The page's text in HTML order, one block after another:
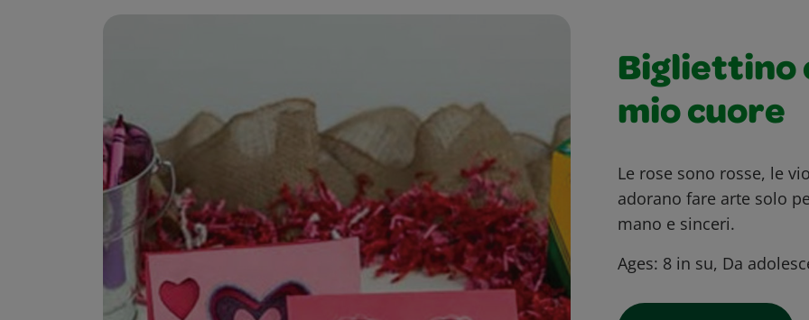
Bigliettino
mio cuore
Le rose sono rosse, le
adorano fare arte solo
mano e sinceri.
Ages: 8 in su, Da